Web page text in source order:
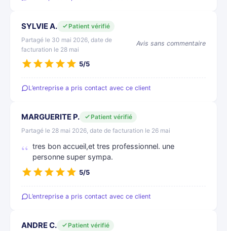
SYLVIE A.
Patient vérifié
Partagé le 30 mai 2026, date de
facturation le 28 mai
Avis sans commentaire
5/5
L’entreprise a pris contact avec ce client
MARGUERITE P.
Patient vérifié
Partagé le 28 mai 2026, date de facturation le 26 mai
tres bon accueil,et tres professionnel. une
personne super sympa.
5/5
L’entreprise a pris contact avec ce client
ANDRE C.
Patient vérifié